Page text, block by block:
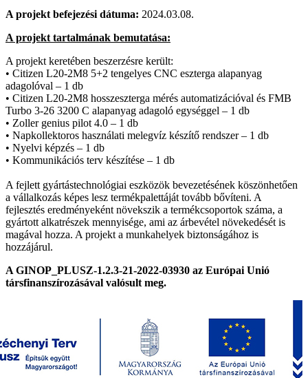
A projekt befejezési dátuma: 2024.03.08.
A projekt tartalmának bemutatása:
A projekt keretében beszerzésre került:
• Citizen L20-2M8 5+2 tengelyes CNC eszterga alapanyag
adagolóval – 1 db
• Citizen L20-2M8 hosszeszterga mérés automatizációval és FMB
Turbo 3-26 3200 C alapanyag adagoló egységgel – 1 db
• Zoller genius pilot 4.0 – 1 db
• Napkollektoros használati melegvíz készítő rendszer – 1 db
• Nyelvi képzés – 1 db
• Kommunikációs terv készítése – 1 db
A fejlett gyártástechnológiai eszközök bevezetésének köszönhetően
a vállalkozás képes lesz termékpalettáját tovább bővíteni. A
fejlesztés eredményeként növekszik a termékcsoportok száma, a
gyártott alkatrészek mennyisége, ami az árbevétel növekedését is
magával hozza. A projekt a munkahelyek biztonságához is
hozzájárul.
A GINOP_PLUSZ-1.2.3-21-2022-03930 az Európai Unió
társfinanszírozásával valósult meg.